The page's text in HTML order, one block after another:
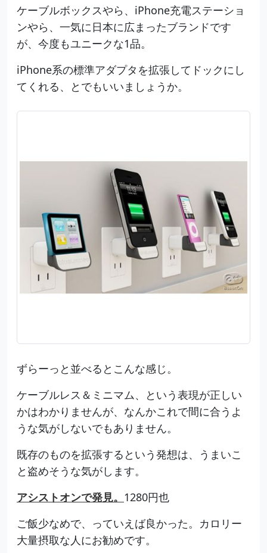
ケーブルボックスやら、iPhone充電ステーショ
ンやら、一気に日本に広まったブランドです
が、今度もユニークな1品。
iPhone系の標準アダプタを拡張してドックにし
てくれる、とでもいいましょうか。
ずらーっと並べるとこんな感じ。
ケーブルレス＆ミニマム、という表現が正しい
かはわかりませんが、なんかこれで間に合うよ
うな気がしないでもありません。
既存のものを拡張するという発想は、うまいこ
と盗めそうな気がします。
アシストオンで発見。 1280円也
ご飯少なめで、っていえば良かった。カロリー
大量摂取な人にお勧めです。